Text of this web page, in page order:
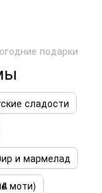
подарки
сладости
и мармелад
моти)